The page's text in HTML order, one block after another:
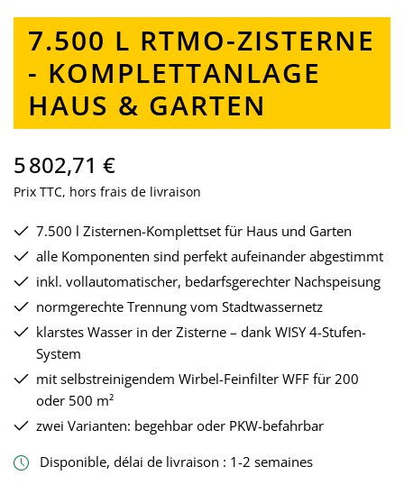
7.500 L RTMO-ZISTERNE
- KOMPLETTANLAGE
HAUS & GARTEN
5 802,71 €
Prix TTC, hors frais de livraison
7.500 l Zisternen-Komplettset für Haus und Garten
alle Komponenten sind perfekt aufeinander abgestimmt
inkl. vollautomatischer, bedarfsgerechter Nachspeisung
normgerechte Trennung vom Stadtwassernetz
klarstes Wasser in der Zisterne – dank WISY 4-Stufen-
System
mit selbstreinigendem Wirbel-Feinfilter WFF für 200
oder 500 m²
zwei Varianten: begehbar oder PKW-befahrbar
Disponible, délai de livraison : 1-2 semaines